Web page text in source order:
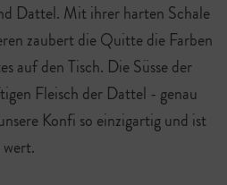
Dattel. Mit ihrer harten Schale
zaubert die Quitte die Farben
auf den Tisch. Die Süsse der
Fleisch der Dattel - genau
Konfi so einzigartig und ist